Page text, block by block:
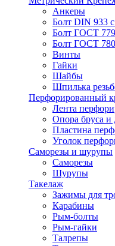
Анкеры
Болт DIN 933
Болт ГОСТ
Болт ГОСТ
Винты
Гайки
Шайбы
Шпилька
Перфорированный
Лента
Опора бруса и
Пластина
Уголок
Саморезы и шурупы
Саморезы
Шурупы
Такелаж
Зажимы для
Карабины
Рым-болты
Рым-гайки
Талрепы